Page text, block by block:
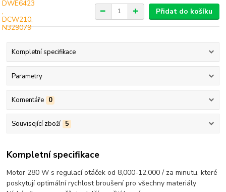
Přidat do košíku
Kompletní specifikace
Parametry
Komentáře 0
Související zboží 5
Kompletní specifikace
Motor 280 W s regulací otáček od 8,000-12,000 / za minutu, které
poskytují optimální rychlost broušení pro všechny materiály